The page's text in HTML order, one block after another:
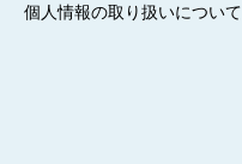
個人情報の取り扱いについて